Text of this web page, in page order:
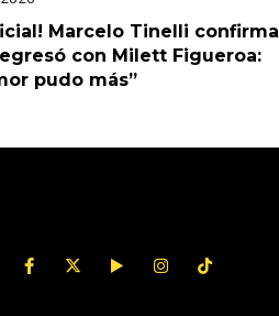
Marcelo Tinelli confirma
con Milett Figueroa:
pudo más”